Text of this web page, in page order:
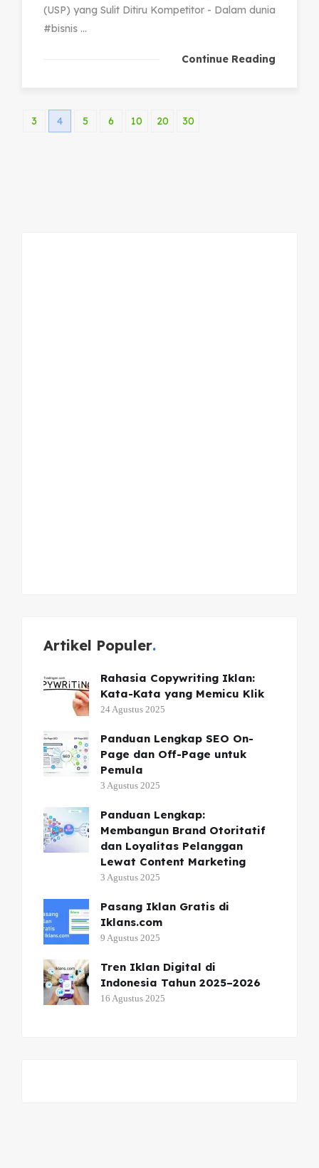
(USP) yang Sulit Ditiru Kompetitor - Dalam dunia
#bisnis ...
Continue Reading
3 4 5 6 10 20 30
Artikel Populer
Rahasia Copywriting Iklan:
Kata-Kata yang Memicu Klik
24 Agustus 2025
Panduan Lengkap SEO On-
Page dan Off-Page untuk
Pemula
3 Agustus 2025
Panduan Lengkap:
Membangun Brand Otoritatif
dan Loyalitas Pelanggan
Lewat Content Marketing
3 Agustus 2025
Pasang Iklan Gratis di
Iklans.com
9 Agustus 2025
Tren Iklan Digital di
Indonesia Tahun 2025–2026
16 Agustus 2025